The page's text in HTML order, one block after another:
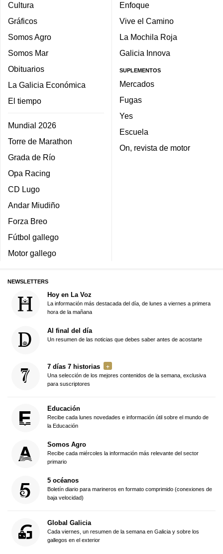
Cultura
Gráficos
Somos Agro
Somos Mar
Obituarios
La Galicia Económica
El tiempo
Mundial 2026
Torre de Marathon
Grada de Río
Opa Racing
CD Lugo
Andar Miudiño
Forza Breo
Fútbol gallego
Motor gallego
Enfoque
Vive el Camino
La Mochila Roja
Galicia Innova
SUPLEMENTOS
Mercados
Fugas
Yes
Escuela
On, revista de motor
NEWSLETTERS
Hoy en La Voz
La información más destacada del día, de lunes a viernes a primera
hora de la mañana
Al final del día
Un resumen de las noticias que debes saber antes de acostarte
7 días 7 historias
Una selección de los mejores contenidos de la semana, exclusiva
para suscriptores
Educación
Recibe cada lunes novedades e información útil sobre el mundo de
la Educación
Somos Agro
Recibe cada miércoles la información más relevante del sector
primario
5 océanos
Boletín diario para marineros en formato comprimido (conexiones de
baja velocidad)
Global Galicia
Cada viernes, un resumen de la semana en Galicia y sobre los
gallegos en el exterior